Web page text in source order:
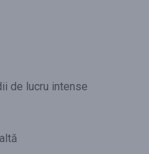
de lucru intense